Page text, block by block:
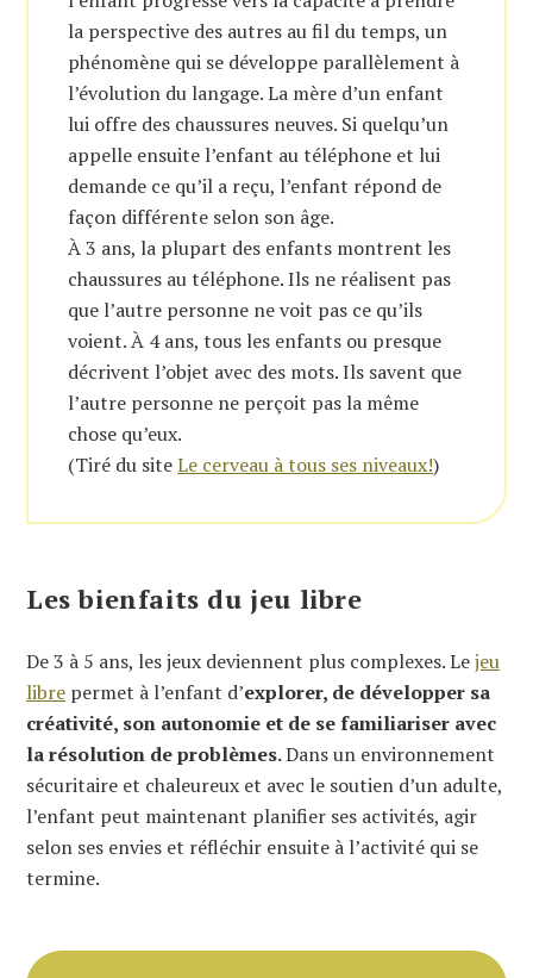
la perspective des autres au fil du temps, un
phénomène qui se développe parallèlement à
l’évolution du langage. La mère d’un enfant
lui offre des chaussures neuves. Si quelqu’un
appelle ensuite l’enfant au téléphone et lui
demande ce qu’il a reçu, l’enfant répond de
façon différente selon son âge.
À 3 ans, la plupart des enfants montrent les
chaussures au téléphone. Ils ne réalisent pas
que l’autre personne ne voit pas ce qu’ils
voient. À 4 ans, tous les enfants ou presque
décrivent l’objet avec des mots. Ils savent que
l’autre personne ne perçoit pas la même
chose qu’eux.
(Tiré du siteLe cerveau à tous ses niveaux!)
Les bienfaits du jeu libre
De 3 à 5 ans, les jeux deviennent plus complexes. Lejeu
libre permet à l’enfant d’explorer, de développer sa
créativité, son autonomie et de se familiariser avec
la résolution de problèmes.Dans un environnement
sécuritaire et chaleureux et avec le soutien d’un adulte,
l’enfant peut maintenant planifier ses activités, agir
selon ses envies et réfléchir ensuite à l’activité qui se
termine.